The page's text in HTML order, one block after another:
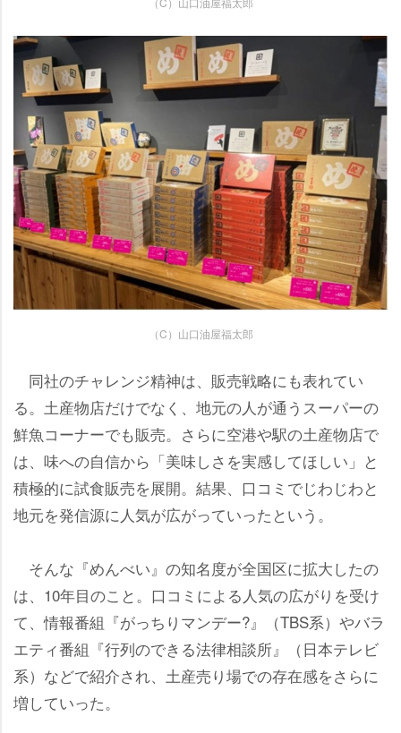
（C）山口油屋福太郎
同社のチャレンジ精神は、販売戦略にも表れてい
る。土産物店だけでなく、地元の人が通うスーパーの
鮮魚コーナーでも販売。さらに空港や駅の土産物店で
は、味への自信から「美味しさを実感してほしい」と
積極的に試食販売を展開。結果、口コミでじわじわと
地元を発信源に人気が広がっていったという。
そんな『めんべい』の知名度が全国区に拡大したの
は、10年目のこと。口コミによる人気の広がりを受け
て、情報番組『がっちりマンデー?』（TBS系）やバラ
エティ番組『行列のできる法律相談所』（日本テレビ
系）などで紹介され、土産売り場での存在感をさらに
増していった。